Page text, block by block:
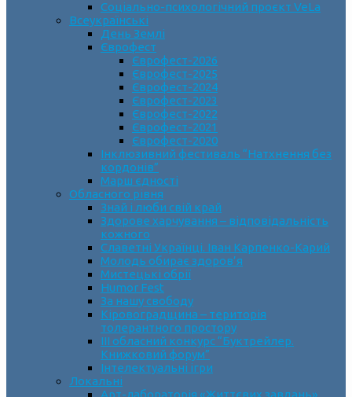
Соціально-психологічний проєкт VeLa
Всеукраїнські
День Землі
Єврофест
Єврофест-2026
Єврофест-2025
Єврофест-2024
Єврофест-2023
Єврофест-2022
Єврофест-2021
Єврофест-2020
Інклюзивний фестиваль “Натхнення без
кордонів”
Марш єдності
Обласного рівня
Знай і люби свій край
Здорове харчування – відповідальність
кожного
Славетні Українці. Іван Карпенко-Карий
Молодь обирає здоров’я
Мистецькі обрії
Humor Fest
За нашу свободу
Кіровоградщина – територія
толерантного простору
ІII обласний конкурс “Буктрейлер.
Книжковий форум”
Інтелектуальні ігри
Локальні
Арт-лабораторія «Життєвих завдань»